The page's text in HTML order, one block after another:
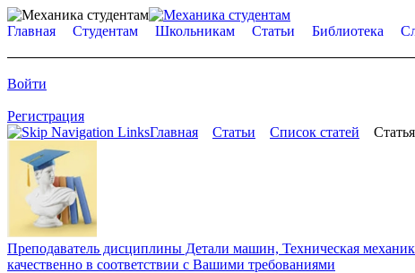
Главная Студентам Школьникам Статьи Библиотека
Войти
Регистрация
Главная
Статьи Список статей Статья
Преподаватель дисциплины Детали машин, Техническая
качественно в соответствии с Вашими требованиями